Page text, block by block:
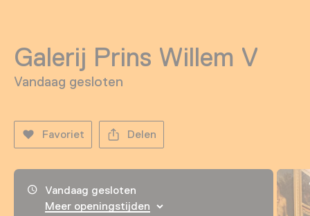
Galerij Prins Willem V
Vandaag gesloten
Favoriet Delen
Openingstijden, adres & telefoonnummer
Vandaag gesloten
Meer openingstijden